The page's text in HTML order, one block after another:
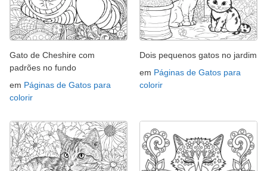
Gato de Cheshire com
padrões no fundo
em Páginas de Gatos para
colorir
Dois pequenos gatos no jardim
em Páginas de Gatos para
colorir